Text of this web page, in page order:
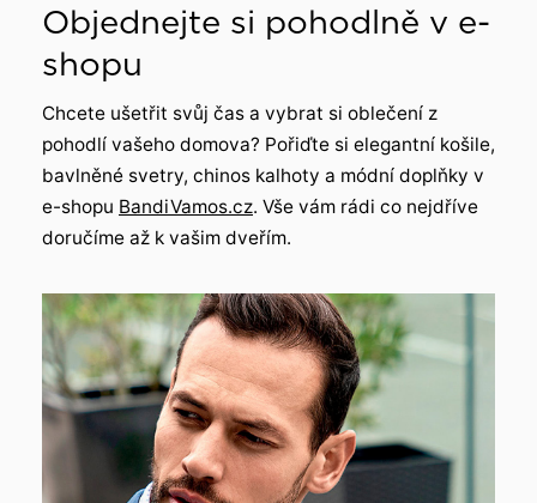
Objednejte si pohodlně v e-
shopu
Chcete ušetřit svůj čas a vybrat si oblečení z
pohodlí vašeho domova? Pořiďte si elegantní košile,
bavlněné svetry, chinos kalhoty a módní doplňky v
e-shopu BandiVamos.cz. Vše vám rádi co nejdříve
doručíme až k vašim dveřím.